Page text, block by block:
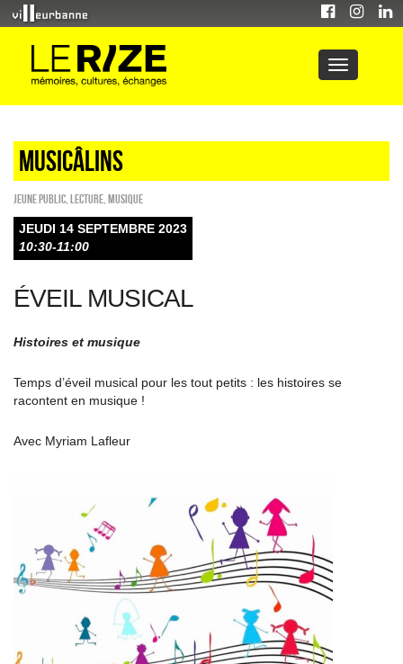
Musicâlins
Jeune public Lecture Musique
JEUDI 14 SEPTEMBRE 2023
10:30-11:00
ÉVEIL MUSICAL
Histoires et musique
Temps d’éveil musical pour les tout petits : les histoires se
racontent en musique !
Avec Myriam Lafleur